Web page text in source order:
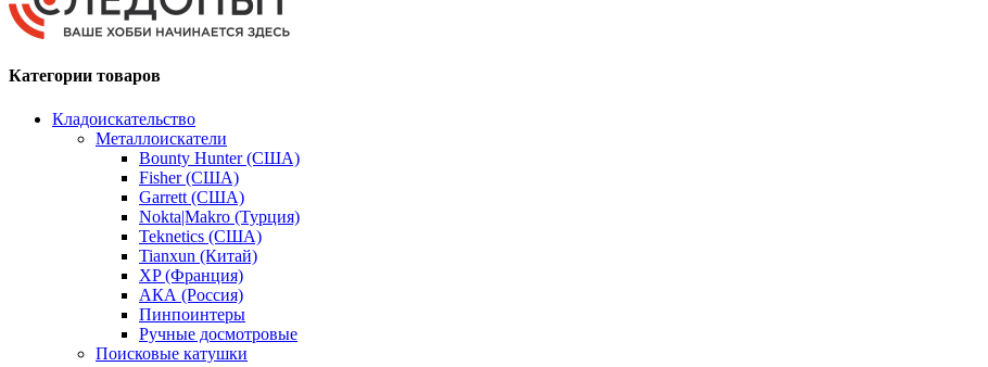
Категории товаров
Кладоискательство
Металлоискатели
Bounty Hunter (США)
Fisher (США)
Garrett (США)
Nokta|Makro (Турция)
Teknetics (США)
Tianxun (Китай)
XP (Франция)
АКА (Россия)
Пинпоинтеры
Ручные досмотровые
Поисковые катушки